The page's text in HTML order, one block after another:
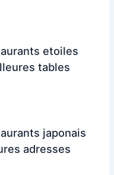
etoiles
tables
japonais
adresses